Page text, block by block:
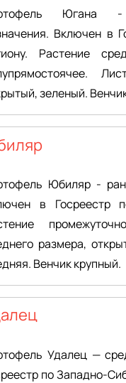
Югана -
Включен в
Растение
зеленый.
Юбиляр -
в Госреестр
размера,
Венчик крупный.
Удалец —
по Западно-